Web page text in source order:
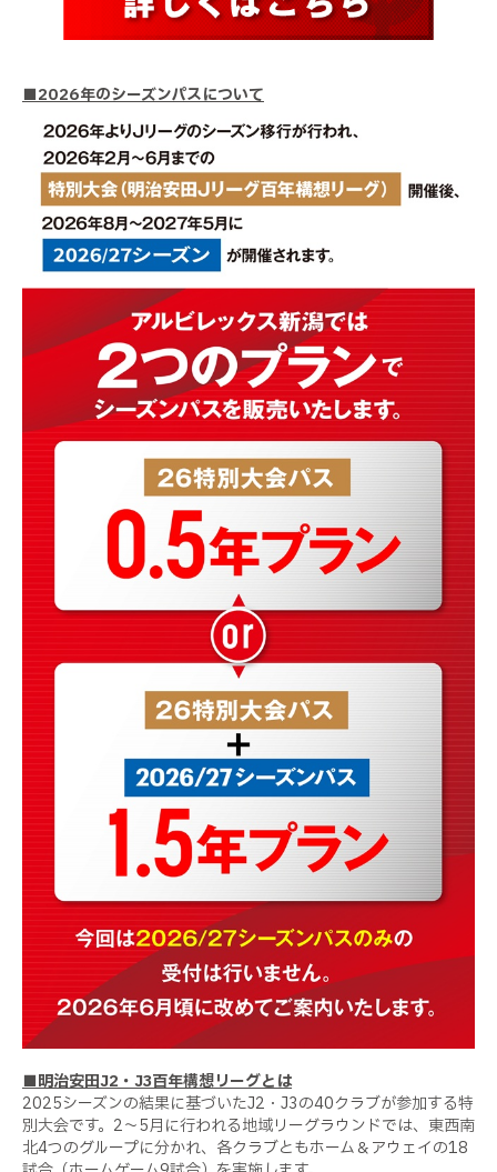
■2026年のシーズンパスについて
■明治安田J2・J3百年構想リーグとは
2025シーズンの結果に基づいたJ2・J3の40クラブが参加する特
別大会です。2～5月に行われる地域リーグラウンドでは、東西南
北4つのグループに分かれ、各クラブともホーム＆アウェイの18